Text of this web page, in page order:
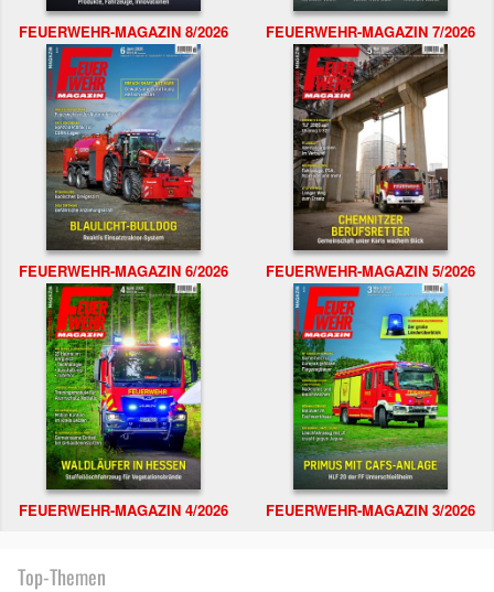
FEUERWEHR-MAGAZIN 8/2026 FEUERWEHR-MAGAZIN 7/2026
FEUERWEHR-MAGAZIN 6/2026 FEUERWEHR-MAGAZIN 5/2026
FEUERWEHR-MAGAZIN 4/2026 FEUERWEHR-MAGAZIN 3/2026
Top-Themen